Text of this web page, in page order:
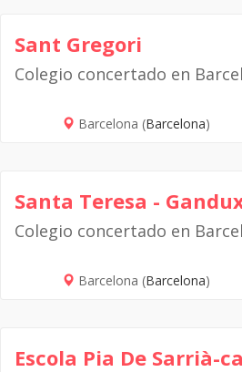
Sant Gregori
Colegio concertado en
Barcelona (Barcelona)
Santa Teresa -
Colegio concertado en
Barcelona (Barcelona)
Escola Pia De Sarrià-